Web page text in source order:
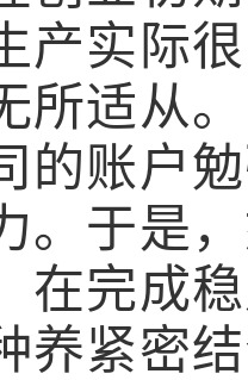
产实际
所适从
的账户
。于是
在完成
养紧密